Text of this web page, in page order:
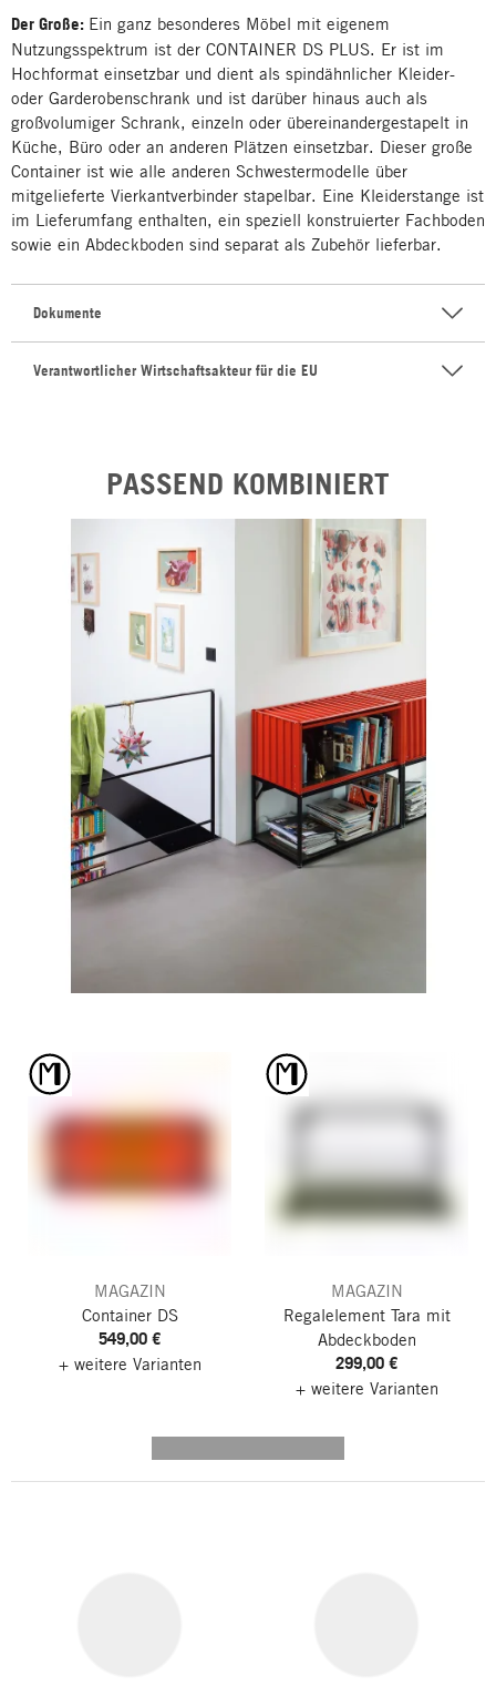
Der Große: Ein ganz besonderes Möbel mit eigenem
Nutzungsspektrum ist der CONTAINER DS PLUS. Er ist im
Hochformat einsetzbar und dient als spindähnlicher Kleider-
oder Garderobenschrank und ist darüber hinaus auch als
großvolumiger Schrank, einzeln oder übereinandergestapelt in
Küche, Büro oder an anderen Plätzen einsetzbar. Dieser große
Container ist wie alle anderen Schwestermodelle über
mitgelieferte Vierkantverbinder stapelbar. Eine Kleiderstange ist
im Lieferumfang enthalten, ein speziell konstruierter Fachboden
sowie ein Abdeckboden sind separat als Zubehör lieferbar.
Dokumente
Verantwortlicher Wirtschaftsakteur für die EU
PASSEND KOMBINIERT
MAGAZIN
Container DS
549,00 €
+ weitere Varianten
MAGAZIN
Regalelement Tara mit
Abdeckboden
299,00 €
+ weitere Varianten